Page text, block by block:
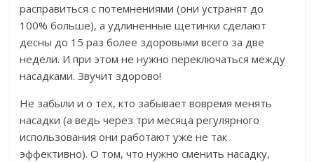
расправиться с потемнениями (они устранят до
100% больше), а удлиненные щетинки сделают
десны до 15 раз более здоровыми всего за две
недели. И при этом не нужно переключаться между
насадками. Звучит здорово!
Не забыли и о тех, кто забывает вовремя менять
насадки (а ведь через три месяца регулярного
использования они работают уже не так
эффективно). О том, что нужно сменить насадку,